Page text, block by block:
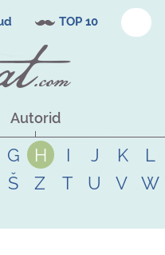
TOP 10
Autorid
G H I J K
L
Š Z T U V
W